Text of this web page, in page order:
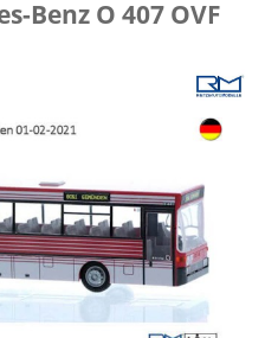
Benz O 407 OVF